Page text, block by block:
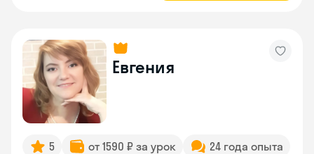
Евгения
5 от 1590 ₽ за урок
24 года опыта